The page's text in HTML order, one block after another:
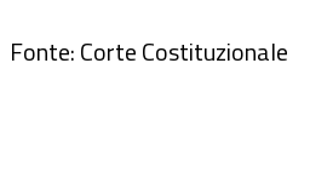
Fonte: Corte Costituzionale